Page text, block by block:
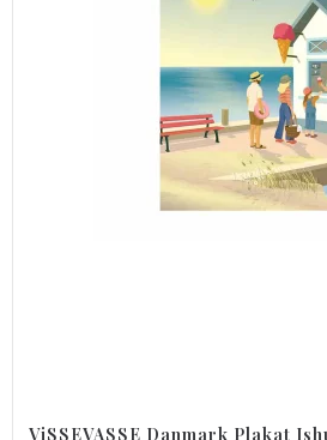
ViSSEVASSE Danmark Plakat